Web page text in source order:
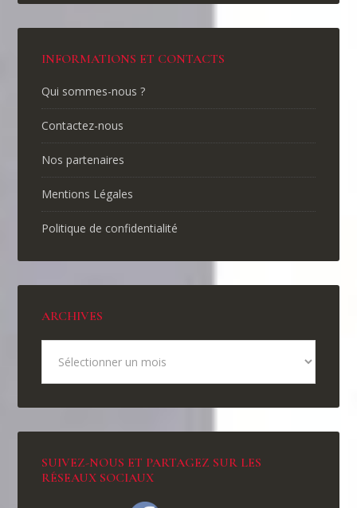
INFORMATIONS ET CONTACTS
Qui sommes-nous ?
Contactez-nous
Nos partenaires
Mentions Légales
Politique de confidentialité
ARCHIVES
SUIVEZ-NOUS ET PARTAGEZ SUR LES
RÉSEAUX SOCIAUX